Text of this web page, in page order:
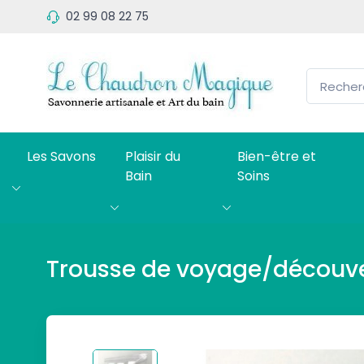
02 99 08 22 75
Les Savons
Plaisir du
Bain
Bien-être et
Soins
Trousse de voyage/